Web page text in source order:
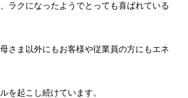
ラクになったようでとっても喜ばれている
さま以外にもお客様や従業員の方にもエネ
を起こし続けています。